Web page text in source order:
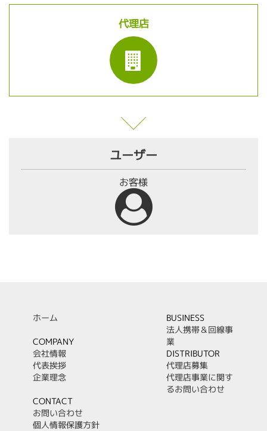
代理店
ユーザー
お客様
ホーム
COMPANY
会社情報
代表挨拶
企業理念
BUSINESS
法人携帯＆回線事
業
DISTRIBUTOR
代理店募集
代理店事業に関す
るお問い合わせ
CONTACT
お問い合わせ
個人情報保護方針